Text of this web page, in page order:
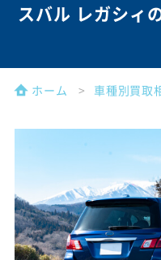
スバル レガシィ
ホーム 車種別買取